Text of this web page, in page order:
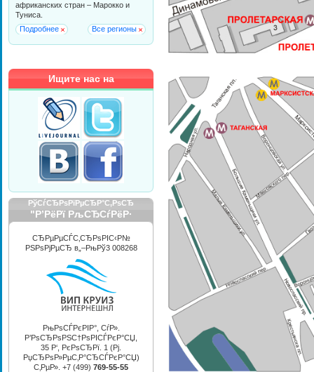
африканских стран – Марокко и
Туниса.
Подробнее
Все регионы
Ищите нас на
СЂРµРµСЃС‚СЂРѕРІС‹Р№
РЅРѕРјРµСЂ в„–РњРў3 008268
РњРѕСЃРєРІР°, СѓР».
Р’РѕСЂРѕРЅС†РѕРІСЃРєР°СЏ,
35 Р‘, РєРѕСЂРї. 1 (Рј.
РџСЂРѕР»РµС‚Р°СЂСЃРєР°СЏ)
С‚РµР». +7 (499) 769-55-55
РўСѓСЂРѕРїРµСЂР°С‚РѕСЂ
"Р’РёРї РљСЂСѓРёР·